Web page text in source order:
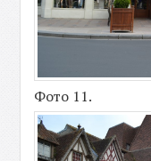
Фото 11.